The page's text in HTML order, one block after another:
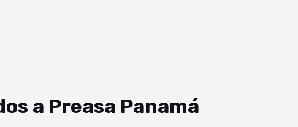
a Preasa Panamá